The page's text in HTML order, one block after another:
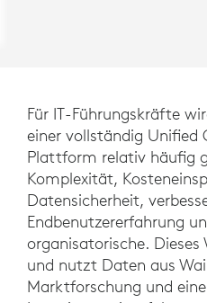
Für IT-Führungskräfte
einer vollständig
Plattform relativ häufig
Komplexität,
Datensicherheit,
Endbenutzererfahrung
organisatorische.
und nutzt Daten aus
Marktforschung und